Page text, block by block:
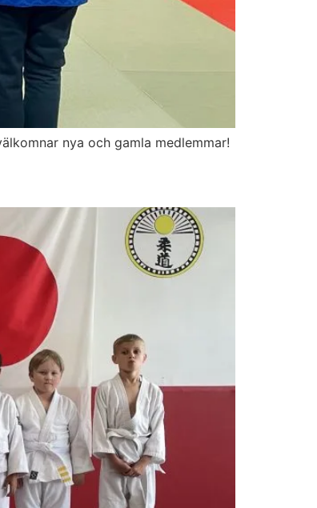
nya och gamla medlemmar!